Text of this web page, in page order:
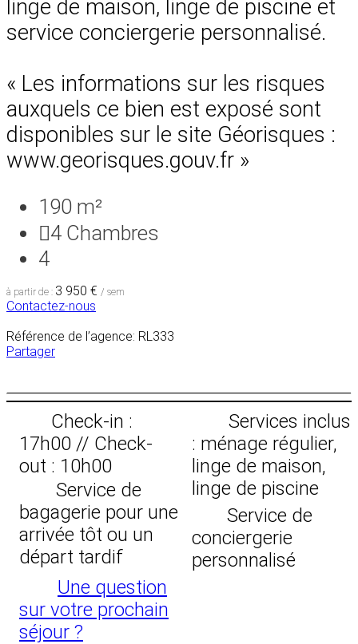
linge de maison, linge de piscine et
service conciergerie personnalisé.
« Les informations sur les risques
auxquels ce bien est exposé sont
disponibles sur le site Géorisques :
www.georisques.gouv.fr »
190 m²
4 Chambres
4
à partir de : 3 950 € / sem
Contactez-nous
Référence de l’agence: RL333
Partager
Check-in :
17h00 // Check-
out : 10h00
Service de
bagagerie pour une
arrivée tôt ou un
départ tardif
Une question
sur votre prochain
séjour ?
Services inclus
: ménage régulier,
linge de maison,
linge de piscine
Service de
conciergerie
personnalisé